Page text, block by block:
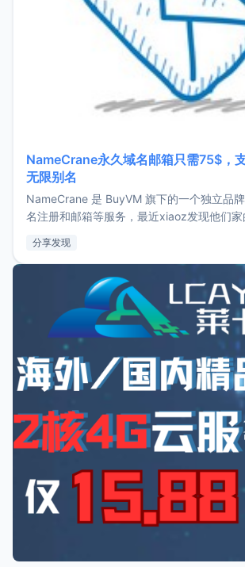
NameCrane永久域名邮箱只需75$，
无限别名
NameCrane 是 BuyVM 旗下的一个独立品
名注册和邮箱等服务，最近xiaoz发现他们家
又实惠的域名邮箱，不妨尝试一下
NameCraneNameCrane不支持直接注册，
分享发现